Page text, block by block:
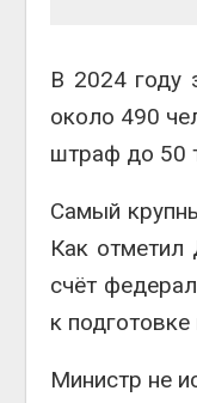
В 2024 году
около 490
штраф до 50
Самый
Как отметил
счёт
к
Министр не